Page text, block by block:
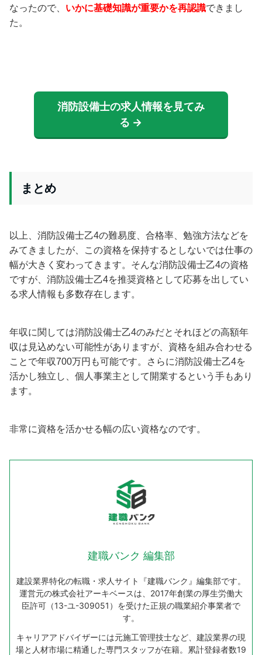
なったので、 いかに基礎知識が重要かを再認識できまし
た。
消防設備士の求人情報を見てみ
る →
まとめ
以上、消防設備士乙4の難易度、合格率、勉強方法などを
みてきましたが、この資格を保持するとしないでは仕事の
幅が大きく変わってきます。そんな消防設備士乙4の資格
ですが、消防設備士乙4を推奨資格として応募を出してい
る求人情報も多数存在します。
年収に関しては消防設備士乙4のみだとそれほどの高額年
収は見込めない可能性がありますが、資格を組み合わせる
ことで年収700万円も可能です。さらに消防設備士乙4を
活かし独立し、個人事業主として開業するという手もあり
ます。
非常に資格を活かせる幅の広い資格なのです。
建職バンク 編集部
建設業界特化の転職・求人サイト『建職バンク』編集部です。
運営元の株式会社アーキベースは、2017年創業の厚生労働大
臣許可（13-ユ-309051）を受けた正規の職業紹介事業者で
す。
キャリアアドバイザーには元施工管理技士など、建設業界の現
場と人材市場に精通した専門スタッフが在籍。累計登録者数19